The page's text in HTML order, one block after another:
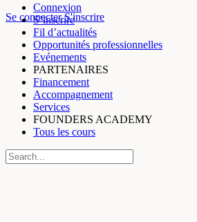
More
options
Se connecterS'inscrire
Connexion
S’inscrire
Fil d’actualités
Opportunités professionnelles
Evénements
PARTENAIRES
Financement
Accompagnement
Services
FOUNDERS ACADEMY
Tous les cours
Recherche
pour: